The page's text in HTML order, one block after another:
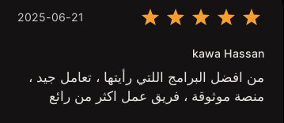
2025-06-21
kawa Hassan
من افضل البرامج اللتي رأيتها ، تعامل جيد ،
منصة موثوقة ، فريق عمل اكثر من رائع